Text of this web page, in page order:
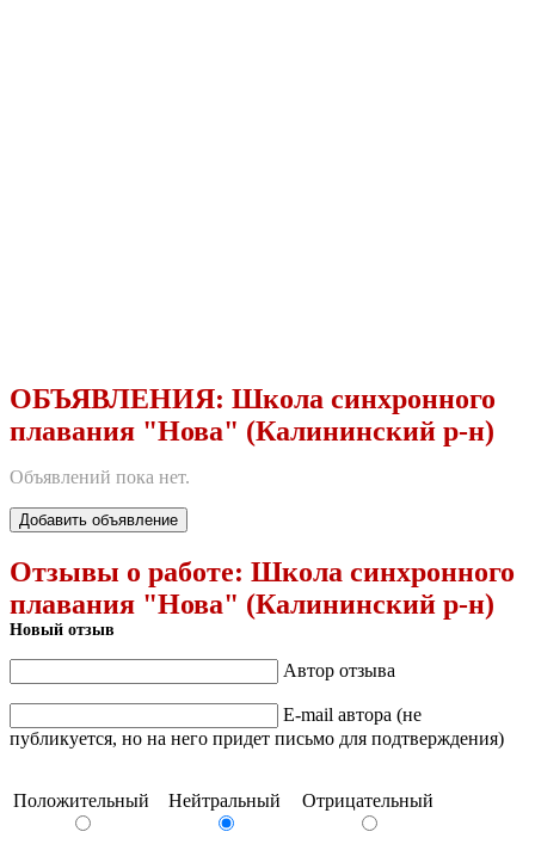
ОБЪЯВЛЕНИЯ: Школа синхронного
плавания "Нова" (Калининский р-н)
Объявлений пока нет.
Добавить объявление
Отзывы о работе: Школа синхронного
плавания "Нова" (Калининский р-н)
Новый отзыв
Автор отзыва
E-mail автора (не
публикуется, но на него придет письмо для подтверждения)
Положительный Нейтральный Отрицательный